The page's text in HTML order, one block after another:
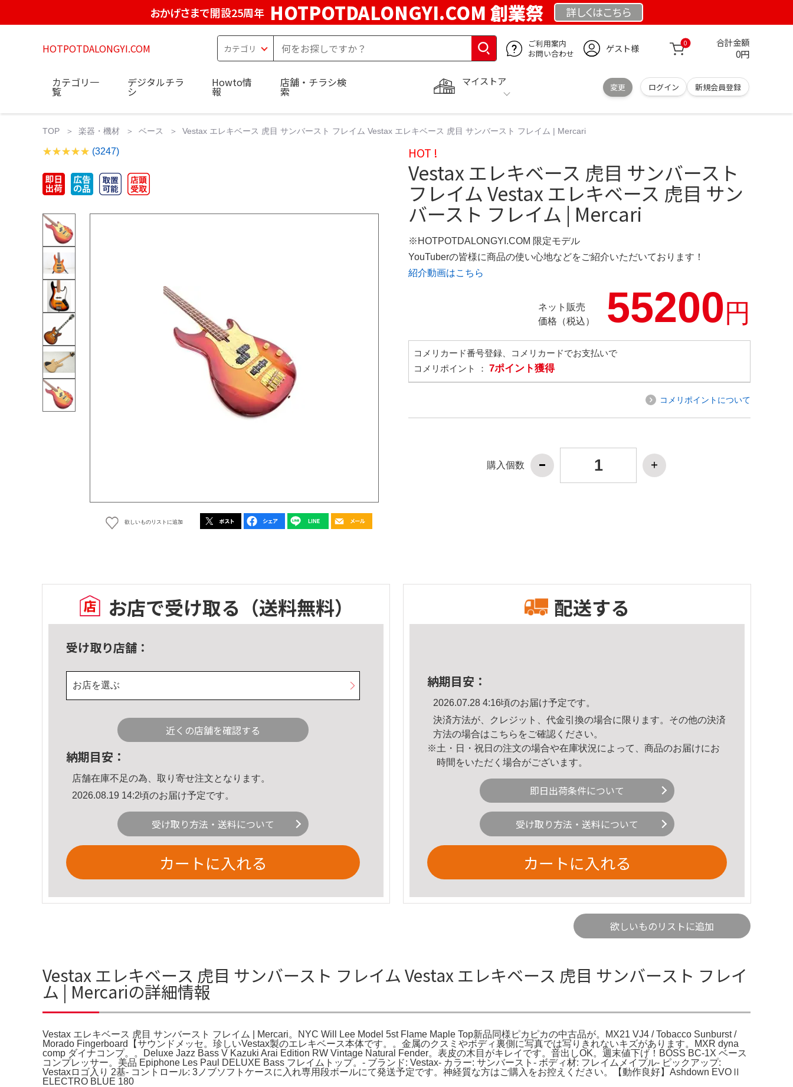
おかげさまで開設25周年 HOTPOTDALONGYI.COM 創業祭 詳しくはこちら
HOTPOTDALONGYI.COM
ご利用案内
お問い合わせ
ゲスト様 0 合計金額
0円
マイストア
変更 ログイン 新規会員登録
カテゴリ一
覧
デジタルチラ
シ
Howto情
報
店舗・チラシ検
索
TOP 楽器・機材 ベース Vestax エレキベース 虎目 サンバースト フレイム Vestax エレキベース 虎目 サンバースト フレイム | Mercari
(3247)
欲しいものリストに追加
HOT !
Vestax エレキベース 虎目 サンバースト
フレイム Vestax エレキベース 虎目 サン
バースト フレイム | Mercari
※HOTPOTDALONGYI.COM 限定モデル
YouTuberの皆様に商品の使い心地などをご紹介いただいております！
紹介動画はこちら
ネット販売
価格（税込）
55200円
コメリカード番号登録、コメリカードでお支払いで
コメリポイント ： 7ポイント獲得
コメリポイントについて
購入個数
お店で受け取る （送料無料）
受け取り店舗：
お店を選ぶ
近くの店舗を確認する
納期目安：
店舗在庫不足の為、取り寄せ注文となります。
2026.08.19 14:2頃のお届け予定です。
受け取り方法・送料について
カートに入れる
配送する
納期目安：
2026.07.28 4:16頃のお届け予定です。
決済方法が、クレジット、代金引換の場合に限ります。その他の決済
方法の場合はこちら をご確認ください。
※土・日・祝日の注文の場合や在庫状況によって、商品のお届けにお
時間をいただく場合がございます。
即日出荷条件について
受け取り方法・送料について
カートに入れる
欲しいものリストに追加
Vestax エレキベース 虎目 サンバースト フレイム Vestax エレキベース 虎目 サンバースト フレイ
ム | Mercariの詳細情報
Vestax エレキベース 虎目 サンバースト フレイム | Mercari。NYC Will Lee Model 5st Flame Maple Top新品同様ピカピカの中古品が。MX21 VJ4 / Tobacco Sunburst /
Morado Fingerboard【サウンドメッセ。珍しいVestax製のエレキベース本体です。。金属のクスミやボディ裏側に写真では写りきれないキズがあります。MXR dyna
comp ダイナコンプ。。Deluxe Jazz Bass V Kazuki Arai Edition RW Vintage Natural Fender。表皮の木目がキレイです。音出しOK。週末値下げ！BOSS BC-1X ベース
コンプレッサー。美品 Epiphone Les Paul DELUXE Bass フレイムトップ。- ブランド: Vestax- カラー: サンバースト- ボディ材: フレイムメイプル- ピックアップ:
Vestaxロゴ入り 2基- コントロール: 3ノブソフトケースに入れ専用段ボールにて発送予定です。神経質な方はご購入をお控えください。【動作良好】Ashdown EVOⅡ
ELECTRO BLUE 180